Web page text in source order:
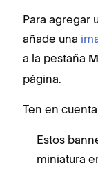
Para agregar
añade una
a la pestaña
página.
Ten en
Estos
miniatura